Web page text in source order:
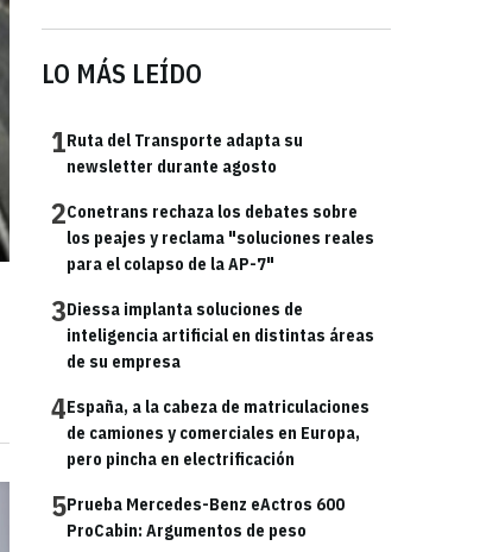
LO MÁS LEÍDO
1Ruta del Transporte adapta su
newsletter durante agosto
2Conetrans rechaza los debates sobre
los peajes y reclama "soluciones reales
para el colapso de la AP-7"
3Diessa implanta soluciones de
inteligencia artificial en distintas áreas
de su empresa
4España, a la cabeza de matriculaciones
de camiones y comerciales en Europa,
pero pincha en electrificación
5Prueba Mercedes-Benz eActros 600
ProCabin: Argumentos de peso